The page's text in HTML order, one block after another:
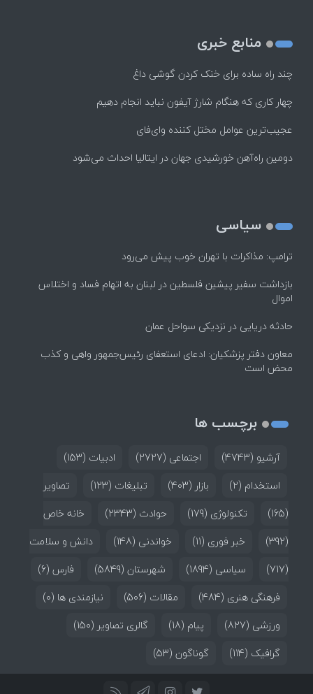
منابع خبری
چند راه‌ ساده برای خنک کردن گوشی داغ
چهار کاری که هنگام شارژ آیفون نباید انجام دهیم
عجیب‌ترین عوامل مختل کننده وای‌فای
دومین راه‌آهن خورشیدی جهان در ایتالیا احداث می‌شود
سیاسی
ترامپ: مذاکرات با تهران خوب پیش می‌رود
بازداشت سفیر پیشین فلسطین در لبنان به اتهام فساد و اختلاس
اموال
حادثه دریایی در نزدیکی سواحل عمان
معاون دفتر پزشکیان: ادعای استعفای رئیس‌جمهور واهی و کذب
محض است
برچسب ها
آرشیو (4743) اجتماعی (2727) ادبیات (153)
استخدام (2) بازار (403) تبلیغات (123)
تصاویر
(165)
تکنولوژی (179) حوادث (2343)
خانه خاص
(392)
خبر فوری (11) خواندنی (148)
دانش و سلامت
(717)
سیاسی (1894) شهرستان (5849) فارس (6)
فرهنگی هنری (484) مقالات (506) نیازمندی ها (0)
ورزشی (827) پیام (18) گالری تصاویر (150)
گرافیک (114) گوناگون (53)